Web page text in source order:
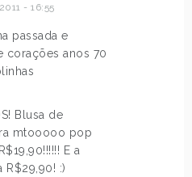
- 16:55
passada e
corações anos 70
Blusa de
mtooooo pop
E a
R$29,90! :)